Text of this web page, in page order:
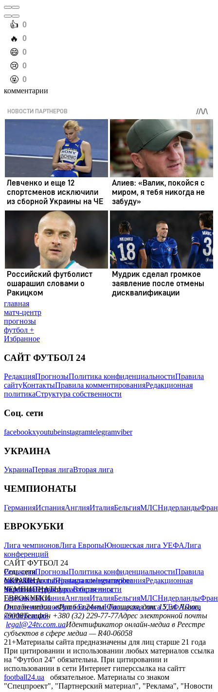
️👍 0
️🔥 0
️😄 0
️😢 0
️🤬 0
комментарии
главная
матч-центр
прогнозы
футбол +
Избранное
САЙТ ФУТБОЛ 24
РедакцияПрогнозыПолитика конфиденциальностиПравила
сайтуКонтактыПравила комментированияРедакционная
политикаСтруктура собственности
Соц. сети
facebookxyoutubeinstagramtelegramviber
УКРАИНА
УкраинаПервая лигаВторая лига
ЧЕМПИОНАТЫ
ГерманияИспанияАнглияИталияБельгияМЛСНидерланды
ЕВРОКУБКИ
Лига чемпионовЛига ЕвропыЮношеская лига УЕФАЛига
конференций
САЙТ ФУТБОЛ 24
РедакцияПрогнозыПолитика конфиденциальностиПравила
сайтуКонтактыПравила комментированияРедакционная
политикаСтруктура собственности
Соц. сети
facebookxyoutubeinstagramtelegramviber
УКРАИНА
УкраинаПервая лигаВторая лига
ЧЕМПИОНАТЫ
ГерманияИспанияАнглияИталияБельгияМЛСНидерланды
ЕВРОКУБКИ
Лига чемпионовЛига ЕвропыЮношеская лига УЕФАЛига
конференций
Онлайн-медиа «Футбол 24»пл. Галицкая, дом. 15, м. Львов,
79008Телефон +380 (32) 229-77-77Адрес электронной почты
legal@24tv.com.uaИдентификатор онлайн-медиа в Реестре
субъектов в сфере медиа — R40-06058
21+Материалы сайта предназначены для лиц старше 21 года
При цитировании и использовании любых материалов ссылка
на "Футбол 24" обязательна. При цитировании и
использовании в сети Интернет гиперссылка на сайтт
football24.ua
обязательное. Материалы со знаком
"Спецпроект", "Партнерский материал", "Реклама", "Новости